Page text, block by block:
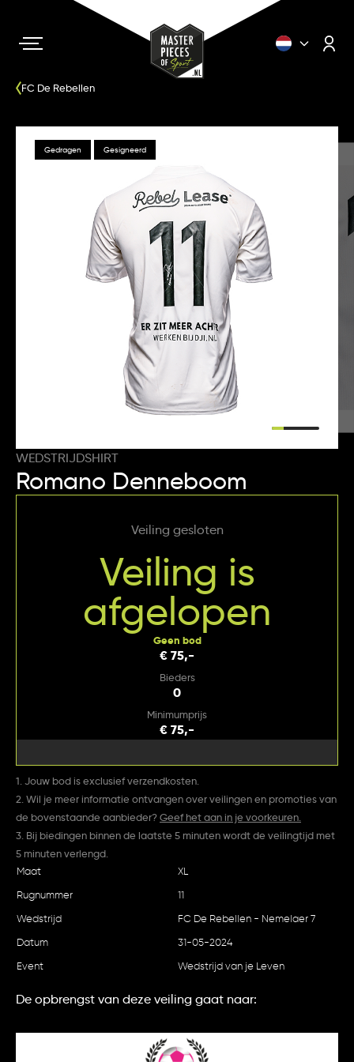
FC De Rebellen
Gedragen Gesigneerd
WEDSTRIJDSHIRT
Romano Denneboom
Veiling gesloten
Veiling is
afgelopen
Geen bod
€ 75,-
Bieders
0
Minimumprijs
€ 75,-
1. Jouw bod is exclusief verzendkosten.
2. Wil je meer informatie ontvangen over veilingen en promoties van
de bovenstaande aanbieder?Geef het aan in je voorkeuren.
3. Bij biedingen binnen de laatste 5 minuten wordt de veilingtijd met
5 minuten verlengd.
Maat
XL
Rugnummer
11
Wedstrijd
FC De Rebellen - Nemelaer 7
Datum
31-05-2024
Event
Wedstrijd van je Leven
De opbrengst van deze veiling gaat naar: